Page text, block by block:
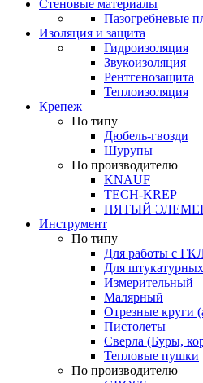
Стеновые материалы
Пазогребневые
Изоляция и защита
Гидроизоляция
Звукоизоляция
Рентгенозащита
Теплоизоляция
Крепеж
По типу
Дюбель-гвозди
Шурупы
По производителю
KNAUF
TECH-KREP
ПЯТЫЙ
Инструмент
По типу
Для работы с
Для
Измерительный
Малярный
Отрезные круги
Пистолеты
Сверла (Буры,
Тепловые пушки
По производителю